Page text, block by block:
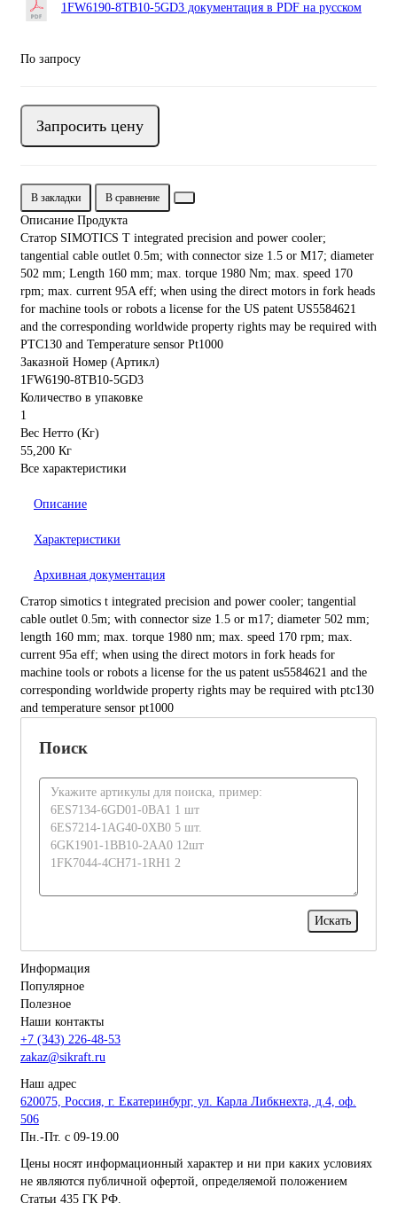
1FW6190-8TB10-5GD3 документация в PDF на русском
По запросу
Запросить цену
В закладки В сравнение
Описание Продукта
Статор SIMOTICS T integrated precision and power cooler;
tangential cable outlet 0.5m; with connector size 1.5 or M17; diameter
502 mm; Length 160 mm; max. torque 1980 Nm; max. speed 170
rpm; max. current 95A eff; when using the direct motors in fork heads
for machine tools or robots a license for the US patent US5584621
and the corresponding worldwide property rights may be required with
PTC130 and Temperature sensor Pt1000
Заказной Номер (Артикл)
1FW6190-8TB10-5GD3
Количество в упаковке
1
Вес Нетто (Кг)
55,200 Кг
Все характеристики
Описание
Характеристики
Архивная документация
Статор simotics t integrated precision and power cooler; tangential
cable outlet 0.5m; with connector size 1.5 or m17; diameter 502 mm;
length 160 mm; max. torque 1980 nm; max. speed 170 rpm; max.
current 95a eff; when using the direct motors in fork heads for
machine tools or robots a license for the us patent us5584621 and the
corresponding worldwide property rights may be required with ptc130
and temperature sensor pt1000
Поиск
Информация
Популярное
Полезное
Наши контакты
+7 (343) 226-48-53
zakaz@sikraft.ru
Наш адрес
620075, Россия, г. Екатеринбург, ул. Карла Либкнехта, д.4, оф.
506
Пн.-Пт. с 09-19.00
Цены носят информационный характер и ни при каких условиях
не являются публичной офертой, определяемой положением
Статьи 435 ГК РФ.